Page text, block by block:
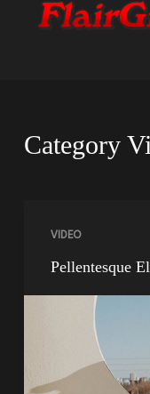
oCategory
VIDEO
Pellentesque